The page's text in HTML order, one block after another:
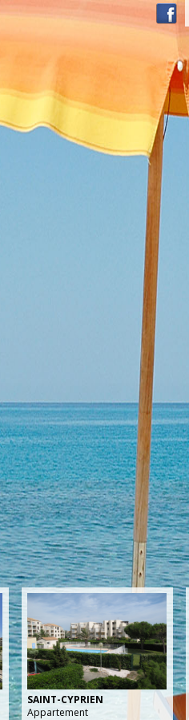
SAINT-CYPRIEN
Appartement